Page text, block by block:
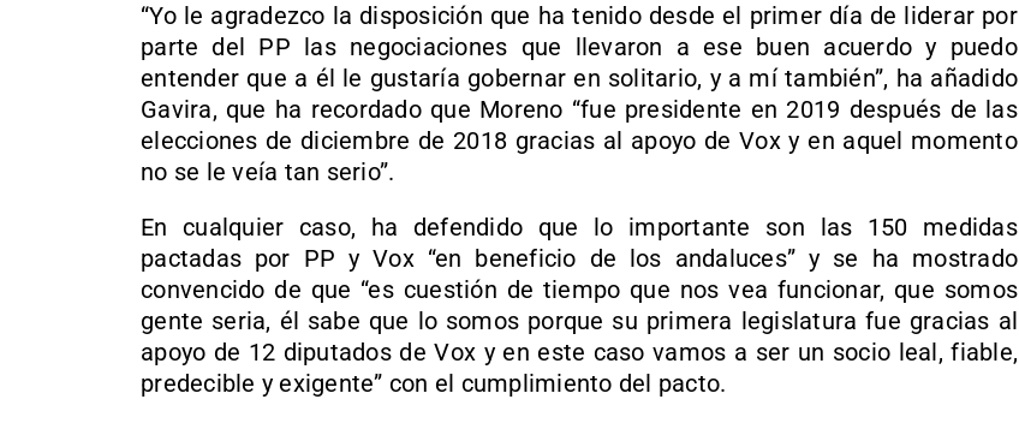
“Yo le agradezco la disposición que ha tenido desde el primer día de liderar por
parte del PP las negociaciones que llevaron a ese buen acuerdo y puedo
entender que a él le gustaría gobernar en solitario, y a mí también”, ha añadido
Gavira, que ha recordado que Moreno “fue presidente en 2019 después de las
elecciones de diciembre de 2018 gracias al apoyo de Vox y en aquel momento
no se le veía tan serio”.
En cualquier caso, ha defendido que lo importante son las 150 medidas
pactadas por PP y Vox “en beneficio de los andaluces” y se ha mostrado
convencido de que “es cuestión de tiempo que nos vea funcionar, que somos
gente seria, él sabe que lo somos porque su primera legislatura fue gracias al
apoyo de 12 diputados de Vox y en este caso vamos a ser un socio leal, fiable,
predecible y exigente” con el cumplimiento del pacto.